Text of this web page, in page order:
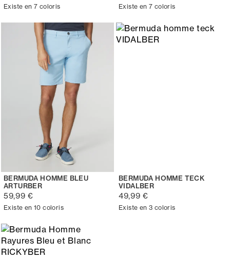
Existe en 7 coloris Existe en 7 coloris
BERMUDA HOMME BLEU
ARTURBER
59,99 €
Existe en 10 coloris
BERMUDA HOMME TECK
VIDALBER
49,99 €
Existe en 3 coloris